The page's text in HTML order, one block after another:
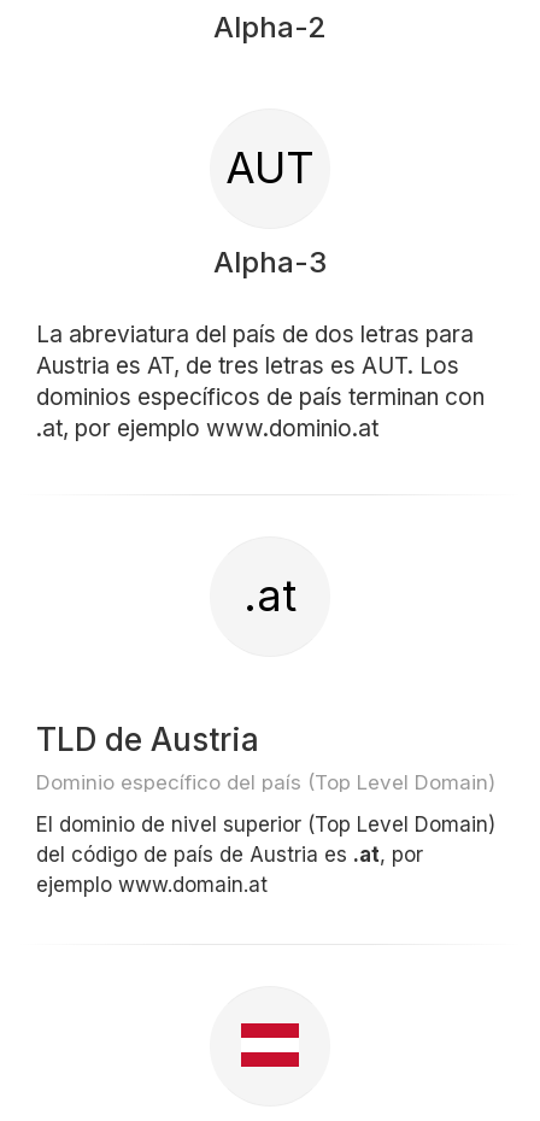
Alpha-2
AUT
Alpha-3
La abreviatura del país de dos letras para
Austria es AT, de tres letras es AUT. Los
dominios específicos de país terminan con
.at, por ejemplo www.dominio.at
.at
TLD de Austria
Dominio específico del país (Top Level Domain)
El dominio de nivel superior (Top Level Domain)
del código de país de Austria es .at, por
ejemplo www.domain.at